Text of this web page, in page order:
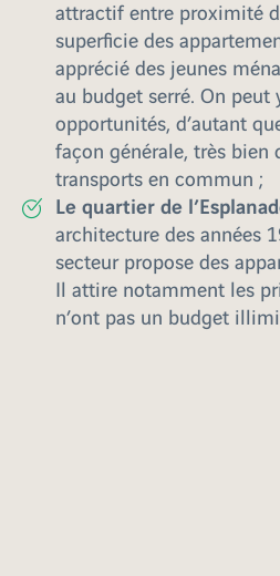
attractif entre proximité
superficie des
apprécié des jeunes
au budget serré. On
opportunités, d’autant
façon générale, très bien
transports en commun ;
Le quartier de
architecture des années
secteur propose des
Il attire notamment les
n’ont pas un budget